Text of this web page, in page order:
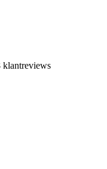
klantreviews